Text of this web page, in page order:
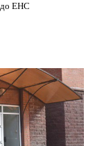
ЕНС